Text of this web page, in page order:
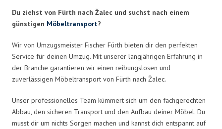
Du ziehst von Fürth nach Žalec und suchst nach einem
günstigen Möbeltransport?
Wir von Umzugsmeister Fischer Fürth bieten dir den perfekten
Service für deinen Umzug. Mit unserer langjährigen Erfahrung in
der Branche garantieren wir einen reibungslosen und
zuverlässigen Möbeltransport von Fürth nach Žalec.
Unser professionelles Team kümmert sich um den fachgerechten
Abbau, den sicheren Transport und den Aufbau deiner Möbel. Du
musst dir um nichts Sorgen machen und kannst dich entspannt auf